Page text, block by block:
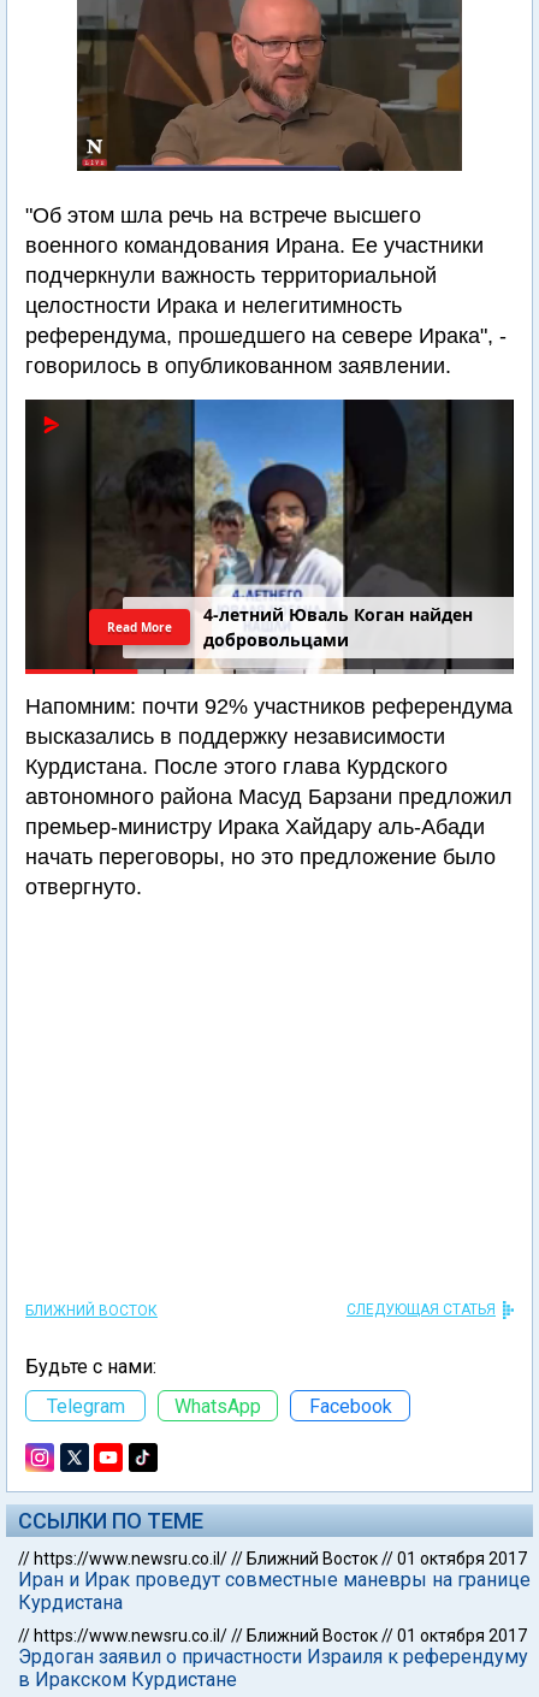
"Об этом шла речь на встрече высшего
военного командования Ирана. Ее участники
подчеркнули важность территориальной
целостности Ирака и нелегитимность
референдума, прошедшего на севере Ирака", -
говорилось в опубликованном заявлении.
4-летний Юваль Коган найден
добровольцами
Read More
Напомним: почти 92% участников референдума
высказались в поддержку независимости
Курдистана. После этого глава Курдского
автономного района Масуд Барзани предложил
премьер-министру Ирака Хайдару аль-Абади
начать переговоры, но это предложение было
отвергнуто.
БЛИЖНИЙ ВОСТОК СЛЕДУЮЩАЯ СТАТЬЯ
Будьте с нами:
Telegram
WhatsApp Facebook
ССЫЛКИ ПО ТЕМЕ
// https://www.newsru.co.il/// Ближний Восток//01 октября 2017
Иран и Ирак проведут совместные маневры на границе
Курдистана
// https://www.newsru.co.il/// Ближний Восток//01 октября 2017
Эрдоган заявил о причастности Израиля к референдуму
в Иракском Курдистане